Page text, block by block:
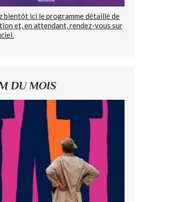
bientôt ici le programme détaillé de
et, en attendant, rendez-vous sur
DU MOIS